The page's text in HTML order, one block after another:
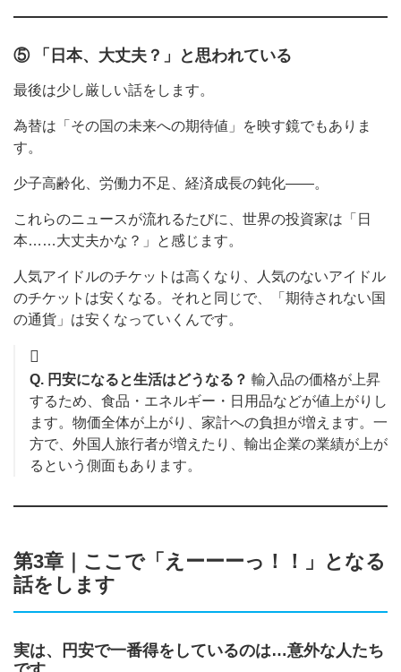
⑤ 「日本、大丈夫？」と思われている
最後は少し厳しい話をします。
為替は「その国の未来への期待値」を映す鏡でもありま
す。
少子高齢化、労働力不足、経済成長の鈍化——。
これらのニュースが流れるたびに、世界の投資家は「日
本……大丈夫かな？」と感じます。
人気アイドルのチケットは高くなり、人気のないアイドル
のチケットは安くなる。それと同じで、「期待されない国
の通貨」は安くなっていくんです。
Q. 円安になると生活はどうなる？ 輸入品の価格が上昇
するため、食品・エネルギー・日用品などが値上がりし
ます。物価全体が上がり、家計への負担が増えます。一
方で、外国人旅行者が増えたり、輸出企業の業績が上が
るという側面もあります。
第3章｜ここで「えーーーっ！！」となる
話をします
実は、円安で一番得をしているのは…意外な人たち